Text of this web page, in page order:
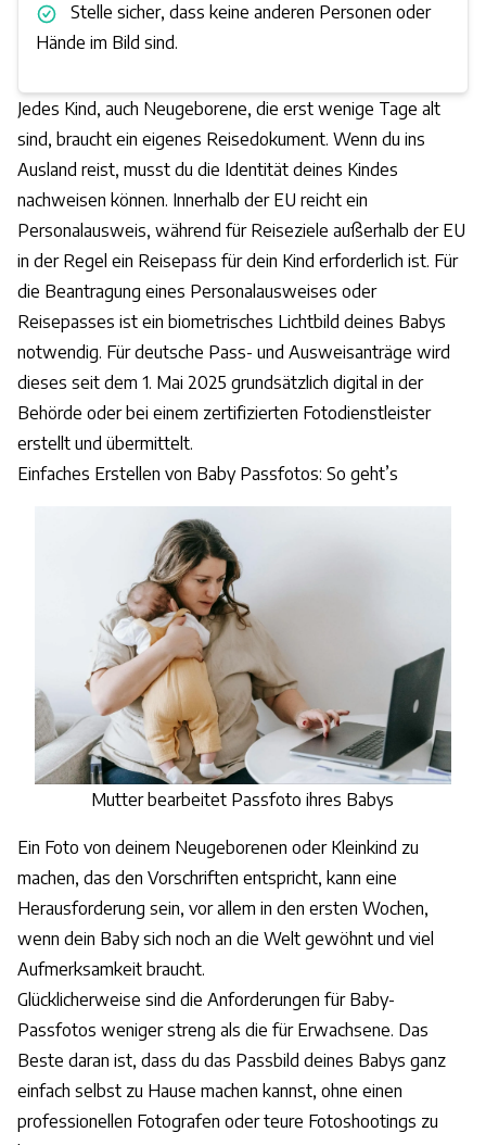
Stelle sicher, dass keine anderen Personen oder
Hände im Bild sind.
Jedes Kind, auch Neugeborene, die erst wenige Tage alt
sind, braucht ein eigenes Reisedokument. Wenn du ins
Ausland reist, musst du die Identität deines Kindes
nachweisen können. Innerhalb der EU reicht ein
Personalausweis, während für Reiseziele außerhalb der EU
in der Regel ein Reisepass für dein Kind erforderlich ist. Für
die Beantragung eines Personalausweises oder
Reisepasses ist ein biometrisches Lichtbild deines Babys
notwendig. Für deutsche Pass- und Ausweisanträge wird
dieses seit dem 1. Mai 2025 grundsätzlich digital in der
Behörde oder bei einem zertifizierten Fotodienstleister
erstellt und übermittelt.
Einfaches Erstellen von Baby Passfotos: So geht’s
Mutter bearbeitet Passfoto ihres Babys
Ein Foto von deinem Neugeborenen oder Kleinkind zu
machen, das den Vorschriften entspricht, kann eine
Herausforderung sein, vor allem in den ersten Wochen,
wenn dein Baby sich noch an die Welt gewöhnt und viel
Aufmerksamkeit braucht.
Glücklicherweise sind die Anforderungen für Baby-
Passfotos weniger streng als die für Erwachsene. Das
Beste daran ist, dass du das Passbild deines Babys ganz
einfach selbst zu Hause machen kannst, ohne einen
professionellen Fotografen oder teure Fotoshootings zu